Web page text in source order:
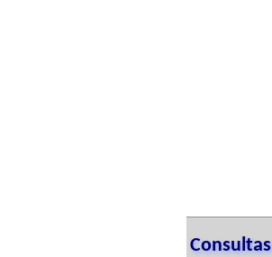
Consultas